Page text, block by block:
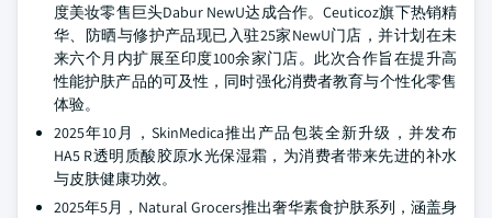
度美妆零售巨头Dabur NewU达成合作。Ceuticoz旗下热销精
华、防晒与修护产品现已入驻25家NewU门店，并计划在未
来六个月内扩展至印度100余家门店。此次合作旨在提升高
性能护肤产品的可及性，同时强化消费者教育与个性化零售
体验。
2025年10月，SkinMedica推出产品包装全新升级，并发布
HA5 R透明质酸胶原水光保湿霜，为消费者带来先进的补水
与皮肤健康功效。
2025年5月，Natural Grocers推出奢华素食护肤系列，涵盖身